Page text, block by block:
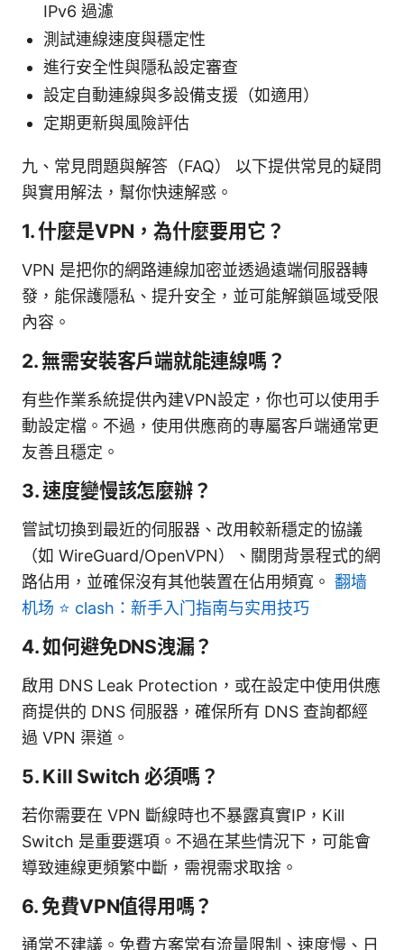
IPv6 過濾
測試連線速度與穩定性
進行安全性與隱私設定審查
設定自動連線與多設備支援（如適用）
定期更新與風險評估
九、常見問題與解答（FAQ） 以下提供常見的疑問
與實用解法，幫你快速解惑。
1. 什麼是VPN，為什麼要用它？
VPN 是把你的網路連線加密並透過遠端伺服器轉
發，能保護隱私、提升安全，並可能解鎖區域受限
內容。
2. 無需安裝客戶端就能連線嗎？
有些作業系統提供內建VPN設定，你也可以使用手
動設定檔。不過，使用供應商的專屬客戶端通常更
友善且穩定。
3. 速度變慢該怎麼辦？
嘗試切換到最近的伺服器、改用較新穩定的協議
（如 WireGuard/OpenVPN）、關閉背景程式的網
路佔用，並確保沒有其他裝置在佔用頻寬。 翻墙
机场 ⭐ clash：新手入门指南与实用技巧
4. 如何避免DNS洩漏？
啟用 DNS Leak Protection，或在設定中使用供應
商提供的 DNS 伺服器，確保所有 DNS 查詢都經
過 VPN 渠道。
5. Kill Switch 必須嗎？
若你需要在 VPN 斷線時也不暴露真實IP，Kill
Switch 是重要選項。不過在某些情況下，可能會
導致連線更頻繁中斷，需視需求取捨。
6. 免費VPN值得用嗎？
通常不建議。免費方案常有流量限制、速度慢、日